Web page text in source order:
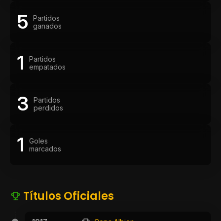
5
Partidos
ganados
1
Partidos
empatados
3
Partidos
perdidos
1
Goles
marcados
Títulos Oficiales